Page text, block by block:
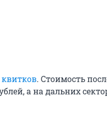
квитков. Стоимость
а на дальних